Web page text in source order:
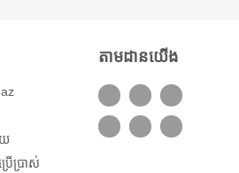
ើប្រាស់
តាមដានយើង